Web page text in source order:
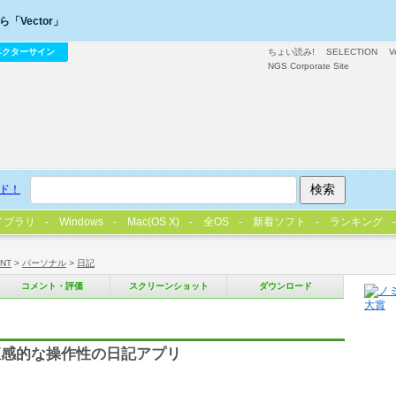
> パーソナル > 日記
コメント・評価 スクリーンショット ダウンロード
的な操作性の日記アプリ
ちょい読み! SELECTION
NGS Corporate Site
「Vector」
クターサイン
！
ブラリ Windows Mac(OS X) 全OS 新着ソフト ランキング